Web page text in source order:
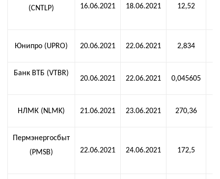
(CNTLP) 16.06.2021 18.06.2021 12,52
Юнипро (UPRO) 20.06.2021 22.06.2021 2,834
Банк ВТБ (VTBR)
20.06.2021 22.06.2021 0,045605
НЛМК (NLMK) 21.06.2021 23.06.2021 270,36
Пермэнергосбыт
(PMSB)
22.06.2021 24.06.2021 172,5